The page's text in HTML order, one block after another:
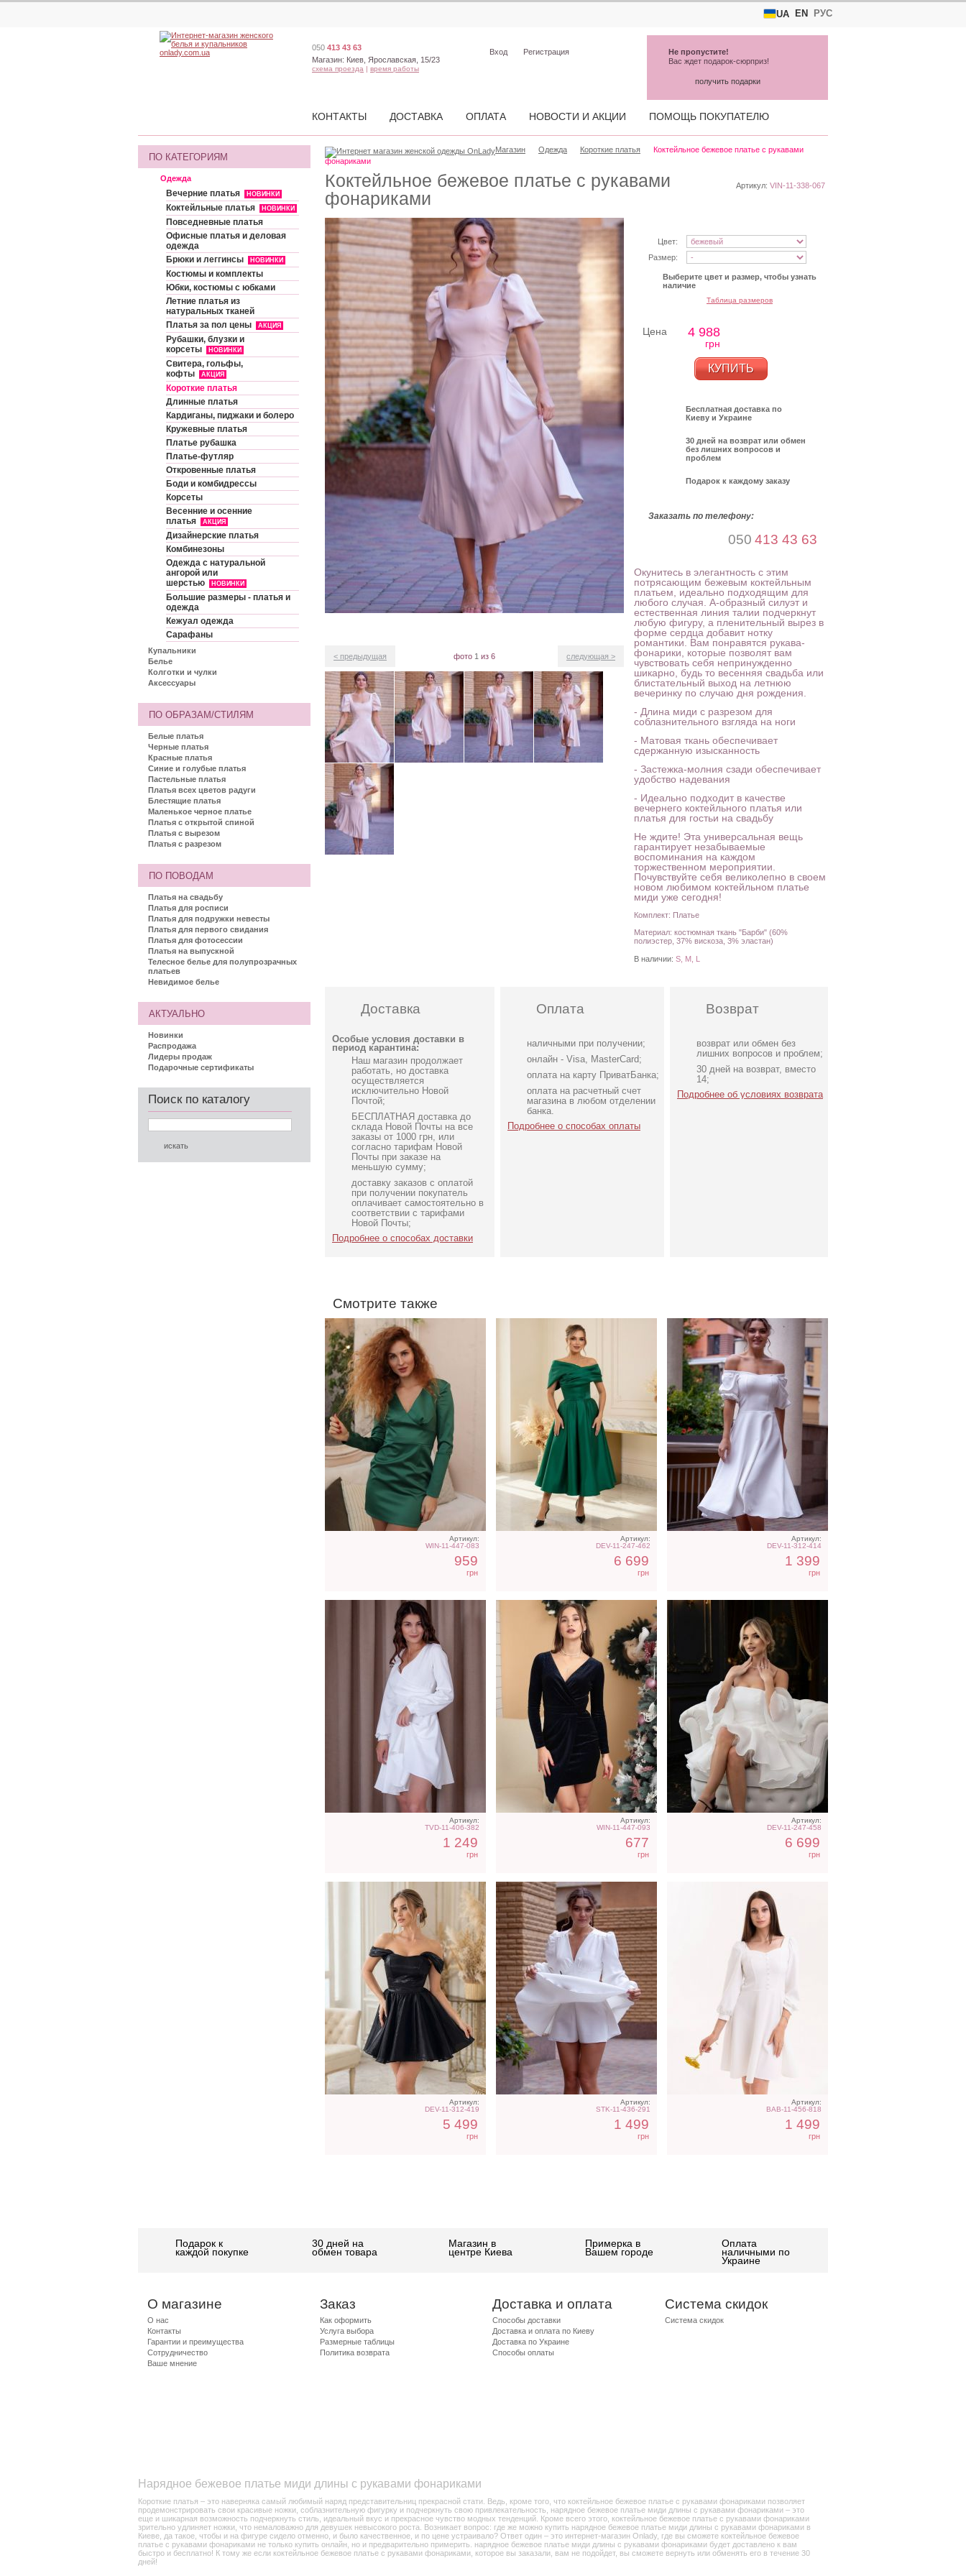
UA EN РУС
Нарядное бежевое платье миди длины с рукавами фонариками
Короткие платья – это наверняка самый любимый наряд представительниц прекрасной стати. Ведь, кроме того, что коктейльное бежевое платье с рукавами фонариками позволяет
продемонстрировать свои красивые ножки, соблазнительную фигурку и подчеркнуть свою привлекательность, нарядное бежевое платье миди длины с рукавами фонариками – это
еще и шикарная возможность подчеркнуть стиль, идеальный вкус и прекрасное чувство модных тенденций. Кроме всего этого, коктейльное бежевое платье с рукавами фонариками
зрительно удлиняет ножки, что немаловажно для девушек невысокого роста. Возникает вопрос: где же можно купить нарядное бежевое платье миди длины с рукавами фонариками в
Киеве, да такое, чтобы и на фигуре сидело отменно, и было качественное, и по цене устраивало? Ответ один – это интернет-магазин Onlady, где вы сможете коктейльное бежевое
платье с рукавами фонариками не только купить онлайн, но и предварительно примерить. нарядное бежевое платье миди длины с рукавами фонариками будет доставлено к вам
быстро и бесплатно! К тому же если коктейльное бежевое платье с рукавами фонариками, которое вы заказали, вам не подойдет, вы сможете вернуть или обменять его в течение 30
дней!
Коктейльное бежевое платье с рукавами
фонариками
Артикул: VIN-11-338-067
Цвет:
Размер:
Выберите цвет и размер, чтобы узнать
наличие
Таблица размеров
Цена 4 988
грн
КУПИТЬ
Бесплатная доставка по
Киеву и Украине
30 дней на возврат или обмен
без лишних вопросов и
проблем
Подарок к каждому заказу
Заказать по телефону:
050 413 43 63
Окунитесь в элегантность с этим
потрясающим бежевым коктейльным
платьем, идеально подходящим для
любого случая. А-образный силуэт и
естественная линия талии подчеркнут
любую фигуру, а пленительный вырез в
форме сердца добавит нотку
романтики. Вам понравятся рукава-
фонарики, которые позволят вам
чувствовать себя непринужденно
шикарно, будь то весенняя свадьба или
блистательный выход на летнюю
вечеринку по случаю дня рождения.
- Длина миди с разрезом для
соблазнительного взгляда на ноги
- Матовая ткань обеспечивает
сдержанную изысканность
- Застежка-молния сзади обеспечивает
удобство надевания
- Идеально подходит в качестве
вечернего коктейльного платья или
платья для гостьи на свадьбу
Не ждите! Эта универсальная вещь
гарантирует незабываемые
воспоминания на каждом
торжественном мероприятии.
Почувствуйте себя великолепно в своем
новом любимом коктейльном платье
миди уже сегодня!
Комплект: Платье
Материал: костюмная ткань "Барби" (60%
полиэстер, 37% вискоза, 3% эластан)
В наличии: S, M, L
< предыдущая фото 1 из 6 следующая >
Доставка
Особые условия доставки в
период карантина:
Наш магазин продолжает
работать, но доставка
осуществляется
исключительно Новой
Почтой;
БЕСПЛАТНАЯ доставка до
склада Новой Почты на все
заказы от 1000 грн, или
согласно тарифам Новой
Почты при заказе на
меньшую сумму;
доставку заказов с оплатой
при получении покупатель
оплачивает самостоятельно в
соответствии с тарифами
Новой Почты;
Подробнее о способах доставки
Оплата
наличными при получении;
онлайн - Visa, MasterCard;
оплата на карту ПриватБанка;
оплата на расчетный счет
магазина в любом отделении
банка.
Подробнее о способах оплаты
Возврат
возврат или обмен без
лишних вопросов и проблем;
30 дней на возврат, вместо
14;
Подробнее об условиях возврата
Смотрите также
Элегантное облегающее
платье-футляр
изумрудного цвета
Артикул:
WIN-11-447-083
959
грн
Артикул:
DEV-11-247-462
6 699
грн
Артикул:
DEV-11-312-414
1 399
грн
Классическое короткое
белое платье с длинным
рукавом
Артикул:
TVD-11-406-382
1 249
грн
Черное бархатное платье
с блеском на любой повод
Артикул:
WIN-11-447-093
677
грн
Фатиновое короткое белое
платье с открытыми
плечами
Артикул:
DEV-11-247-458
6 699
грн
Короткое черное
нарядное короткое платье
на выпускной
Артикул:
DEV-11-312-419
5 499
грн
Коктейльное короткое
платье-шорты белого
цвета
Артикул:
STK-11-436-291
1 499
грн
Маленькое белое платье с
рукавом 3/4 и пуговицами
Артикул:
BAB-11-456-818
1 499
грн
Магазин Одежда Короткие платья
Коктейльное бежевое платье с рукавами
фонариками
ПО КАТЕГОРИЯМ
Одежда
Вечерние платья НОВИНКИ
Коктейльные платья НОВИНКИ
Повседневные платья
Офисные платья и деловая
одежда
Брюки и леггинсы
НОВИНКИ
Костюмы и комплекты
Юбки, костюмы с юбками
Летние платья из
натуральных тканей
Платья за пол цены
АКЦИЯ
Рубашки, блузки и
корсеты
НОВИНКИ
Свитера, гольфы,
кофты
АКЦИЯ
Короткие платья
Длинные платья
Кардиганы, пиджаки и болеро
Кружевные платья
Платье рубашка
Платье-футляр
Откровенные платья
Боди и комбидрессы
Корсеты
Весенние и осенние
платья
АКЦИЯ
Дизайнерские платья
Комбинезоны
Одежда с натуральной
ангорой или
шерстью
НОВИНКИ
Большие размеры - платья и
одежда
Кежуал одежда
Сарафаны
Купальники
Белье
Колготки и чулки
Аксессуары
ПО ОБРАЗАМ/СТИЛЯМ
Белые платья
Черные платья
Красные платья
Синие и голубые платья
Пастельные платья
Платья всех цветов радуги
Блестящие платья
Маленькое черное платье
Платья с открытой спиной
Платья с вырезом
Платья с разрезом
ПО ПОВОДАМ
Платья на свадьбу
Платья для росписи
Платья для подружки невесты
Платья для первого свидания
Платья для фотосессии
Платья на выпускной
Телесное белье для полупрозрачных
платьев
Невидимое белье
АКТУАЛЬНО
Новинки
Распродажа
Лидеры продаж
Подарочные сертификаты
Поиск по каталогу
050 413 43 63
Магазин: Киев, Ярославская, 15/23
схема проезда | время работы
Вход Регистрация
КОНТАКТЫ ДОСТАВКА ОПЛАТА НОВОСТИ И АКЦИИ ПОМОЩЬ ПОКУПАТЕЛЮ
Не пропустите!
Вас ждет подарок-сюрприз!
получить подарки
Подарок к
каждой покупке
30 дней на
обмен товара
Магазин в
центре Киева
Примерка в
Вашем городе
Оплата
наличными по
Украине
О магазине
О нас
Контакты
Гарантии и преимущества
Сотрудничество
Ваше мнение
Заказ
Как оформить
Услуга выбора
Размерные таблицы
Политика возврата
Доставка и оплата
Способы доставки
Доставка и оплата по Киеву
Доставка по Украине
Способы оплаты
Система скидок
Система скидок